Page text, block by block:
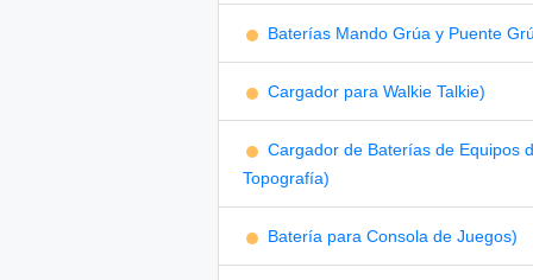
Baterías Mando Grúa y Puente
Cargador para Walkie Talkie)
Cargador de Baterías de Equipos
Topografía)
Batería para Consola de Juegos)